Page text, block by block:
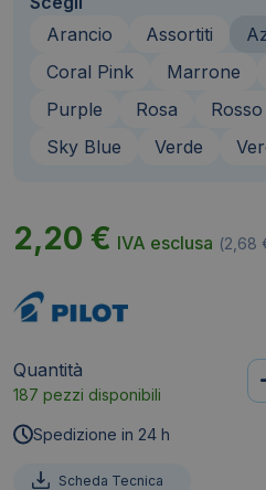
Arancio
Assortiti
Coral Pink
Marrone
Purple
Rosa Rosso
Sky Blue
Verde
2,20 € IVA esclusa (2,68
Quantità
187 pezzi disponibili
a
Spedizione in 24 h
Scheda Tecnica